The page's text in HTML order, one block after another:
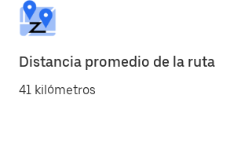
Distancia promedio de la ruta
41 kilómetros